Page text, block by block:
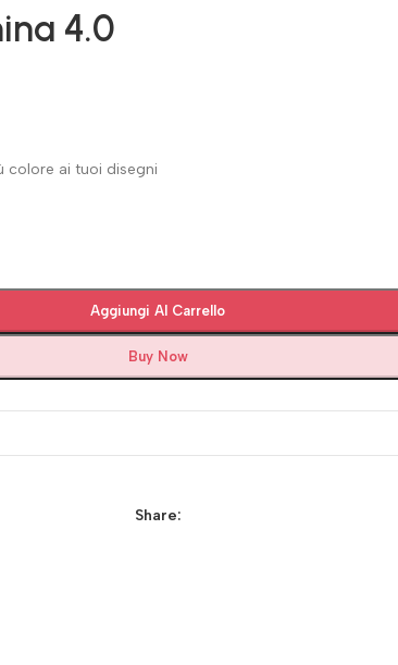
4.0
colore ai tuoi disegni
Aggiungi Al Carrello
Buy Now
Share: